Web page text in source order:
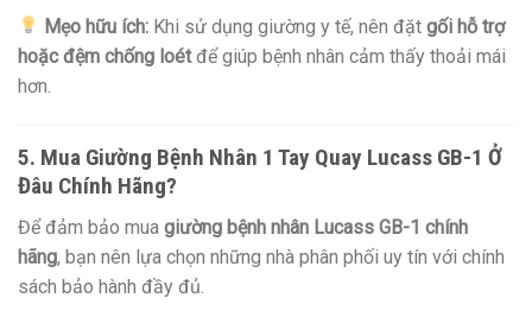
Mẹo hữu ích: Khi sử dụng giường y tế, nên đặtgối hỗ trợ
hoặc đệm chống loétđể giúp bệnh nhân cảm thấy thoải mái
hơn.
5. Mua Giường Bệnh Nhân 1 Tay Quay Lucass GB-1 Ở
Đâu Chính Hãng?
Để đảm bảo mua giường bệnh nhân Lucass GB-1 chính
hãng, bạn nên lựa chọn những nhà phân phối uy tín với chính
sách bảo hành đầy đủ.